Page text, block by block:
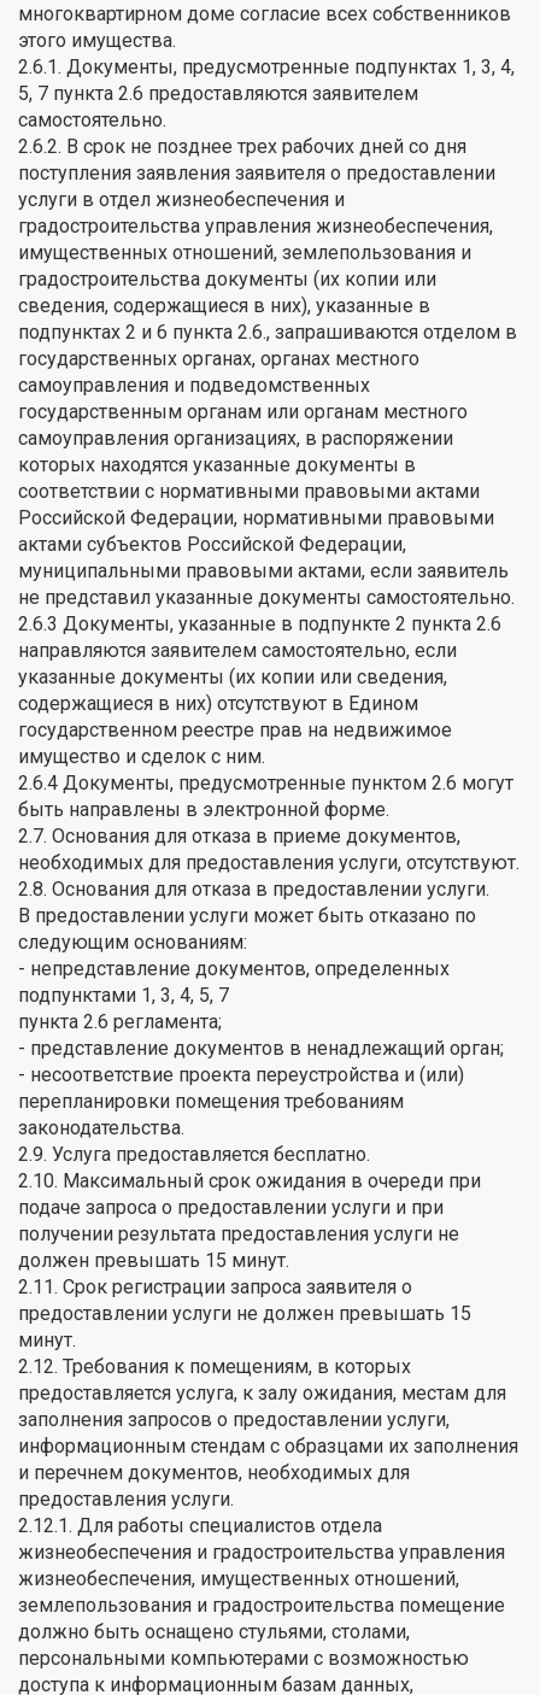
многоквартирном доме согласие всех собственников
этого имущества.
2.6.1. Документы, предусмотренные подпунктах 1, 3, 4,
5, 7 пункта 2.6 предоставляются заявителем
самостоятельно.
2.6.2. В срок не позднее трех рабочих дней со дня
поступления заявления заявителя о предоставлении
услуги в отдел жизнеобеспечения и
градостроительства управления жизнеобеспечения,
имущественных отношений, землепользования и
градостроительства документы (их копии или
сведения, содержащиеся в них), указанные в
подпунктах 2 и 6 пункта 2.6., запрашиваются отделом в
государственных органах, органах местного
самоуправления и подведомственных
государственным органам или органам местного
самоуправления организациях, в распоряжении
которых находятся указанные документы в
соответствии с нормативными правовыми актами
Российской Федерации, нормативными правовыми
актами субъектов Российской Федерации,
муниципальными правовыми актами, если заявитель
не представил указанные документы самостоятельно.
2.6.3 Документы, указанные в подпункте 2 пункта 2.6
направляются заявителем самостоятельно, если
указанные документы (их копии или сведения,
содержащиеся в них) отсутствуют в Едином
государственном реестре прав на недвижимое
имущество и сделок с ним.
2.6.4 Документы, предусмотренные пунктом 2.6 могут
быть направлены в электронной форме.
2.7. Основания для отказа в приеме документов,
необходимых для предоставления услуги, отсутствуют.
2.8. Основания для отказа в предоставлении услуги.
В предоставлении услуги может быть отказано по
следующим основаниям:
- непредставление документов, определенных
подпунктами 1, 3, 4, 5, 7
пункта 2.6 регламента;
- представление документов в ненадлежащий орган;
- несоответствие проекта переустройства и (или)
перепланировки помещения требованиям
законодательства.
2.9. Услуга предоставляется бесплатно.
2.10. Максимальный срок ожидания в очереди при
подаче запроса о предоставлении услуги и при
получении результата предоставления услуги не
должен превышать 15 минут.
2.11. Срок регистрации запроса заявителя о
предоставлении услуги не должен превышать 15
минут.
2.12. Требования к помещениям, в которых
предоставляется услуга, к залу ожидания, местам для
заполнения запросов о предоставлении услуги,
информационным стендам с образцами их заполнения
и перечнем документов, необходимых для
предоставления услуги.
2.12.1. Для работы специалистов отдела
жизнеобеспечения и градостроительства управления
жизнеобеспечения, имущественных отношений,
землепользования и градостроительства помещение
должно быть оснащено стульями, столами,
персональными компьютерами с возможностью
доступа к информационным базам данных,